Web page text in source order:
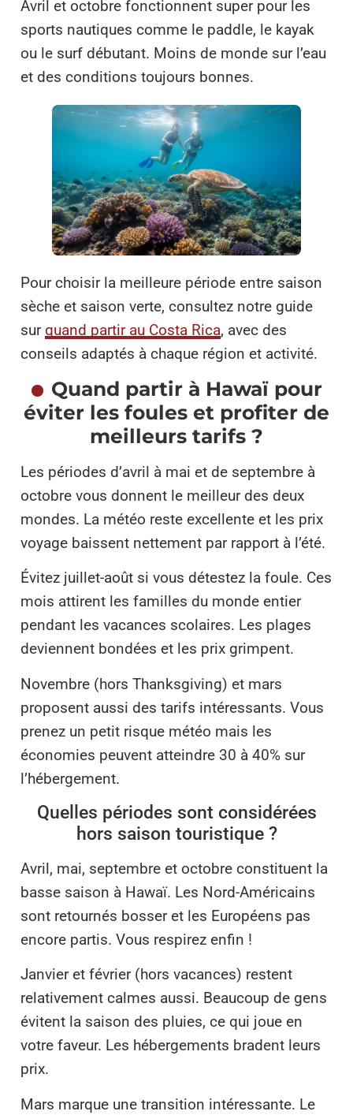
Avril et octobre fonctionnent super pour les
sports nautiques comme le paddle, le kayak
ou le surf débutant. Moins de monde sur l’eau
et des conditions toujours bonnes.
Pour choisir la meilleure période entre saison
sèche et saison verte, consultez notre guide
sur quand partir au Costa Rica, avec des
conseils adaptés à chaque région et activité.
Quand partir à Hawaï pour
éviter les foules et profiter de
meilleurs tarifs ?
Les périodes d’avril à mai et de septembre à
octobre vous donnent le meilleur des deux
mondes. La météo reste excellente et les prix
voyage baissent nettement par rapport à l’été.
Évitez juillet-août si vous détestez la foule. Ces
mois attirent les familles du monde entier
pendant les vacances scolaires. Les plages
deviennent bondées et les prix grimpent.
Novembre (hors Thanksgiving) et mars
proposent aussi des tarifs intéressants. Vous
prenez un petit risque météo mais les
économies peuvent atteindre 30 à 40% sur
l’hébergement.
Quelles périodes sont considérées
hors saison touristique ?
Avril, mai, septembre et octobre constituent la
basse saison à Hawaï. Les Nord-Américains
sont retournés bosser et les Européens pas
encore partis. Vous respirez enfin !
Janvier et février (hors vacances) restent
relativement calmes aussi. Beaucoup de gens
évitent la saison des pluies, ce qui joue en
votre faveur. Les hébergements bradent leurs
prix.
Mars marque une transition intéressante. Le